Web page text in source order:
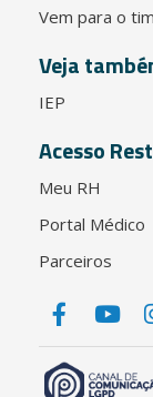
Vem para o
Veja
IEP
Acesso
Meu RH
Portal Médico
Parceiros